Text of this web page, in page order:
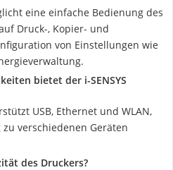
eine einfache Bedienung des
Druck-, Kopier- und
von Einstellungen wie
bietet der i-SENSYS
USB, Ethernet und WLAN,
verschiedenen Geräten
des Druckers?